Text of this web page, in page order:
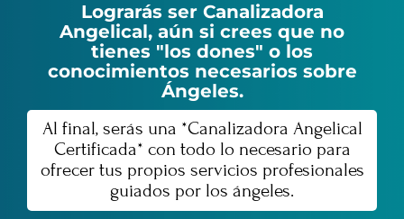
Lograrás ser Canalizadora
Angelical, aún si crees que no
tienes "los dones" o los
conocimientos necesarios sobre
Ángeles.
Al final, serás una *Canalizadora Angelical
Certificada* con todo lo necesario para
ofrecer tus propios servicios profesionales
guiados por los ángeles.